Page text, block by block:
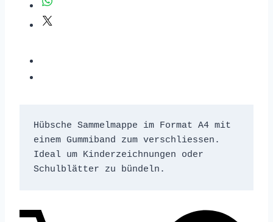
Hübsche Sammelmappe im Format A4 mit
einem Gummiband zum verschliessen.
Ideal um Kinderzeichnungen oder
Schulblätter zu bündeln.